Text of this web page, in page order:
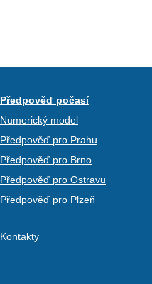
Předpověď počasí
Numerický model
Předpověď pro Prahu
Předpověď pro Brno
Předpověď pro Ostravu
Předpověď pro Plzeň
Kontakty